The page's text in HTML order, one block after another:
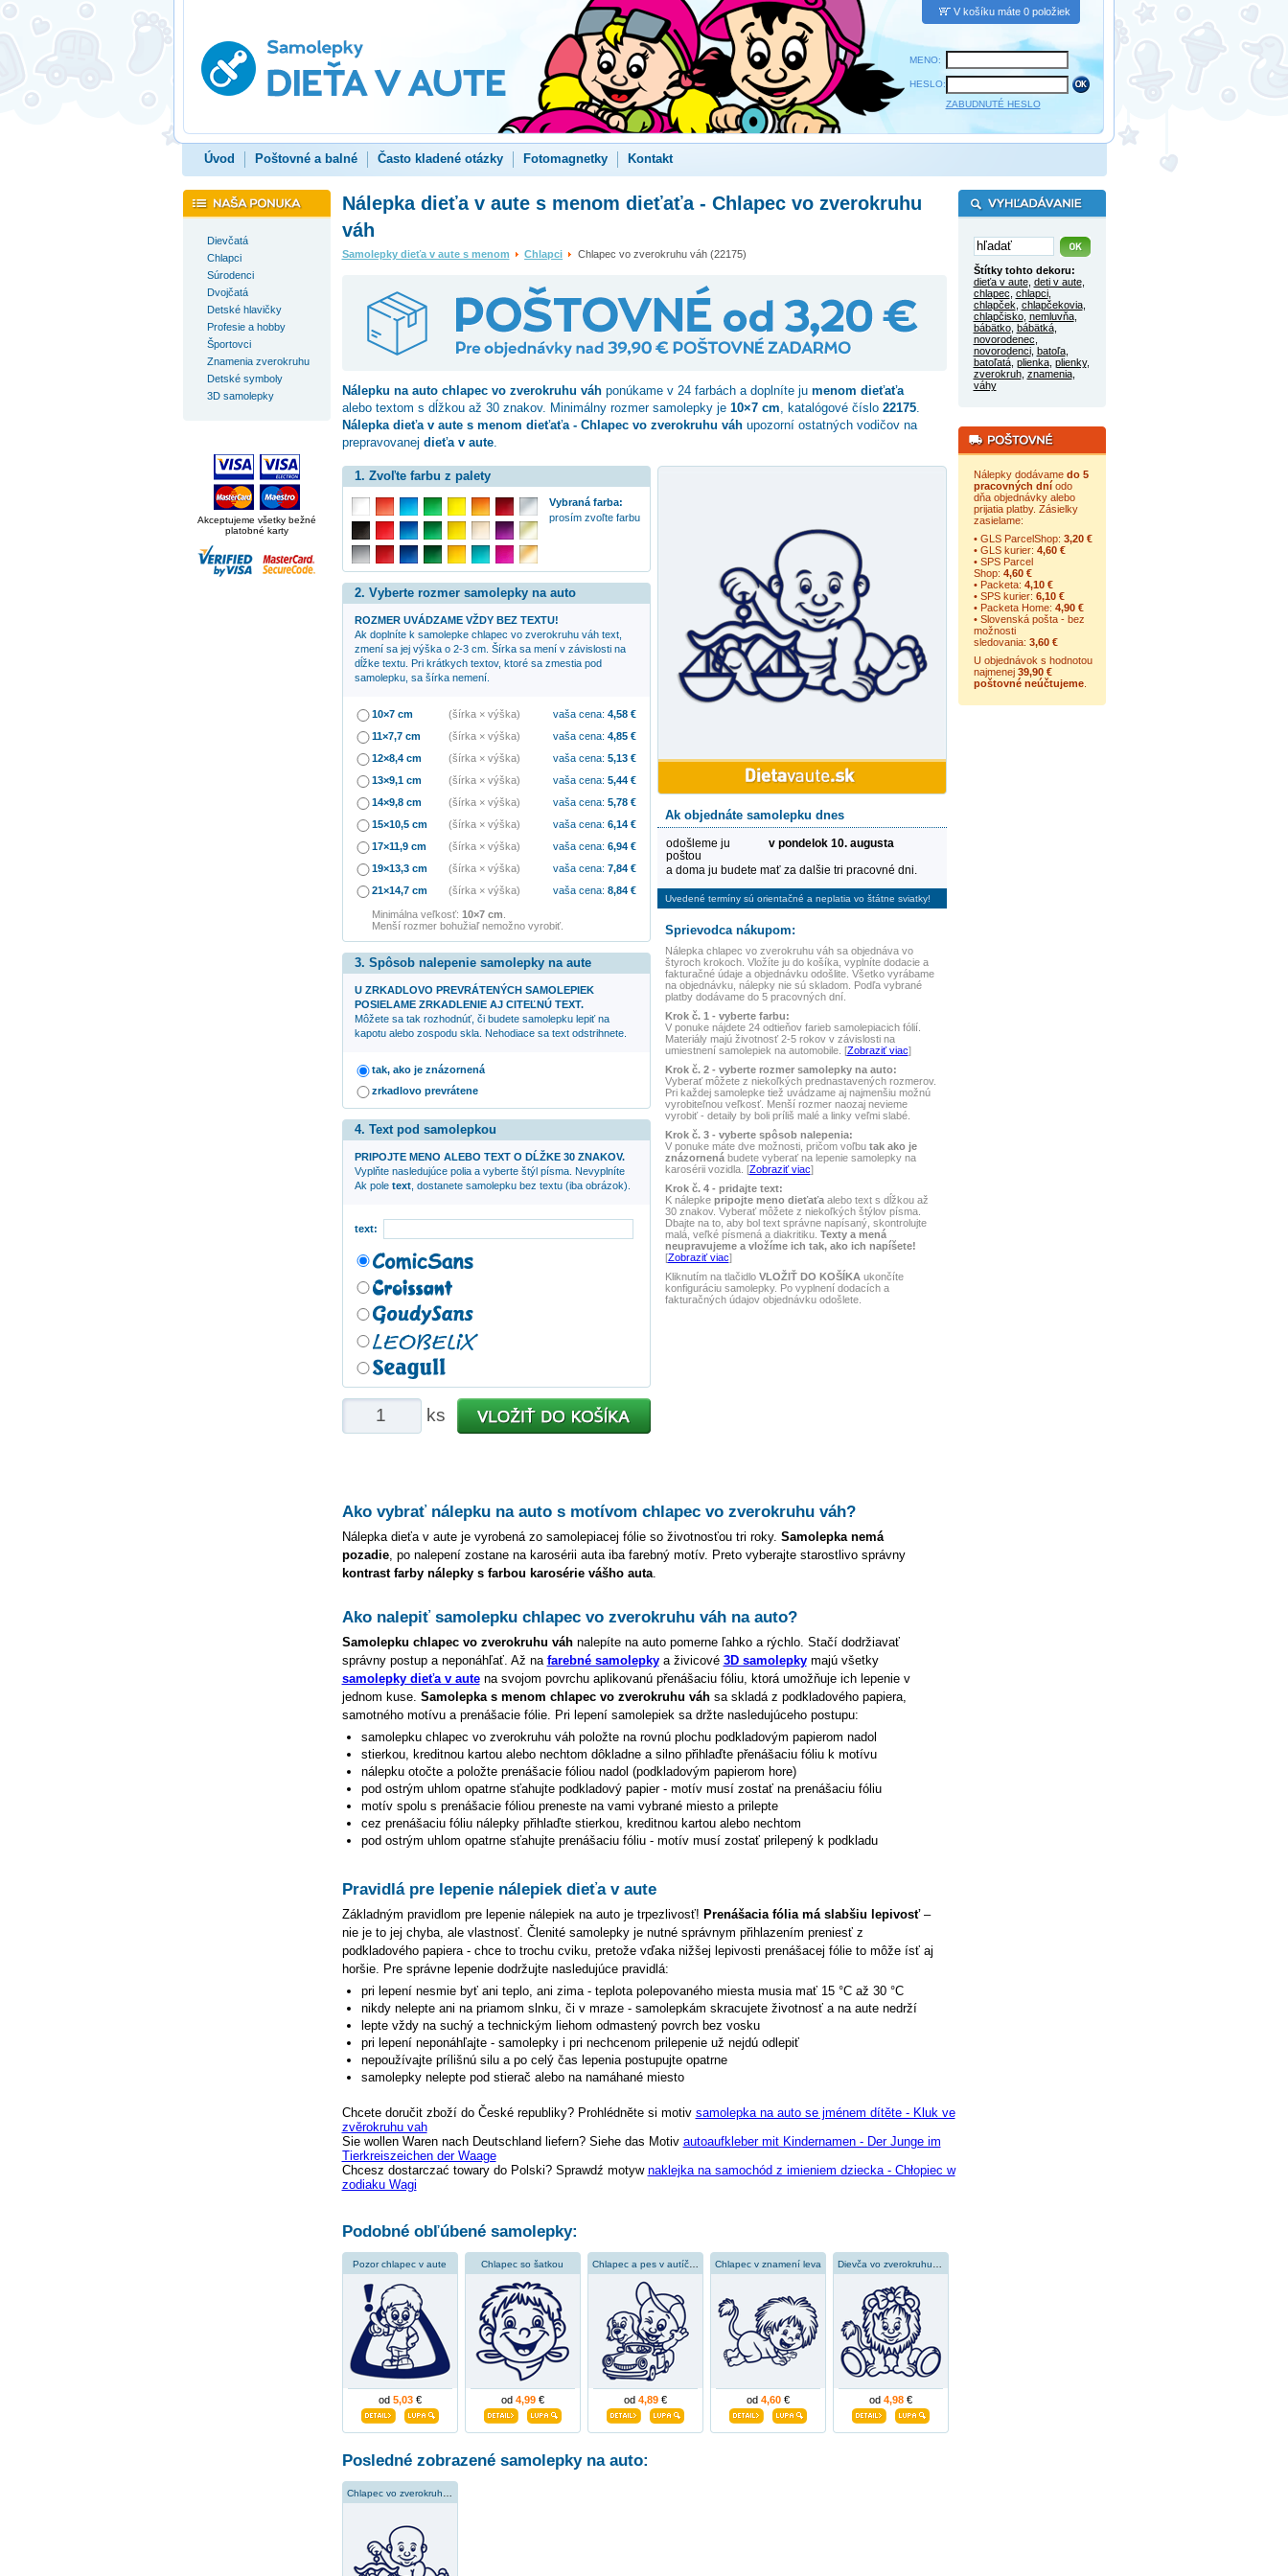
V košíku máte 0 položiek
MENO:
HESLO:
ZABUDNUTÉ HESLO
Úvod Poštovné a balné Často kladené otázky Fotomagnetky Kontakt
Dievčatá
Chlapci
Súrodenci
Dvojčatá
Detské hlavičky
Profesie a hobby
Športovci
Znamenia zverokruhu
Detské symboly
3D samolepky
Akceptujeme všetky bežné
platobné karty
Nálepka dieťa v aute s menom dieťaťa - Chlapec vo zverokruhu
váh
Samolepky dieťa v aute s menom Chlapci Chlapec vo zverokruhu váh (22175)
Nálepku na auto chlapec vo zverokruhu váhponúkame v 24 farbách a doplníte ju menom dieťaťa
alebo textom s dĺžkou až 30 znakov. Minimálny rozmer samolepky je 10×7 cm, katalógové číslo 22175.
Nálepka dieťa v aute s menom dieťaťa - Chlapec vo zverokruhu váhupozorní ostatných vodičov na
prepravovanej dieťa v aute.
Ak objednáte samolepku dnes
odošleme ju
poštou
v pondelok 10. augusta
a doma ju budete mať za dalšie tri pracovné dni.
Uvedené termíny sú orientačné a neplatia vo štátne sviatky!
Sprievodca nákupom:
Nálepka chlapec vo zverokruhu váhsa objednáva vo
štyroch krokoch. Vložíte ju do košíka, vyplníte dodacie a
fakturačné údaje a objednávku odošlite. Všetko vyrábame
na objednávku, nálepky nie sú skladom. Podľa vybrané
platby dodávame do 5 pracovných dní.
Krok č. 1 - vyberte farbu:
V ponuke nájdete 24 odtieňov farieb samolepiacich fólií.
Materiály majú životnosť 2-5 rokov v závislosti na
umiestnení samolepiek na automobile. [Zobraziť viac]
Krok č. 2 - vyberte rozmer samolepky na auto:
Vyberať môžete z niekoľkých prednastavených rozmerov.
Pri každej samolepke tiež uvádzame aj najmenšiu možnú
vyrobiteľnou veľkosť. Menší rozmer naozaj nevieme
vyrobiť - detaily by boli príliš malé a linky veľmi slabé.
Krok č. 3 - vyberte spôsob nalepenia:
V ponuke máte dve možnosti, pričom voľbu tak ako je
znázornená budete vyberať na lepenie samolepky na
karosérii vozidla. [Zobraziť viac]
Krok č. 4 - pridajte text:
K nálepke pripojte meno dieťaťaalebo text s dĺžkou až
30 znakov. Vyberať môžete z niekoľkých štýlov písma.
Dbajte na to, aby bol text správne napísaný, skontrolujte
malá, veľké písmená a diakritiku. Texty a mená
neupravujeme a vložíme ich tak, ako ich napíšete!
[Zobraziť viac]
Kliknutím na tlačidlo VLOŽIŤ DO KOŠÍKA ukončíte
konfiguráciu samolepky. Po vyplnení dodacích a
fakturačných údajov objednávku odošlete.
1. Zvoľte farbu z palety
Vybraná farba:
prosím zvoľte farbu
2. Vyberte rozmer samolepky na auto
ROZMER UVÁDZAME VŽDY BEZ TEXTU!
Ak doplníte k samolepke chlapec vo zverokruhu váhtext,
zmení sa jej výška o 2-3 cm. Šírka sa mení v závislosti na
dĺžke textu. Pri krátkych textov, ktoré sa zmestia pod
samolepku, sa šírka nemení.
10×7 cm (šírka × výška) vaša cena: 4,58€
11×7,7 cm
(šírka × výška) vaša cena: 4,85€
12×8,4 cm
(šírka × výška) vaša cena: 5,13€
13×9,1 cm
(šírka × výška) vaša cena: 5,44€
14×9,8 cm
(šírka × výška) vaša cena: 5,78€
15×10,5 cm
(šírka × výška) vaša cena: 6,14€
17×11,9 cm
(šírka × výška) vaša cena: 6,94€
19×13,3 cm
(šírka × výška) vaša cena: 7,84€
21×14,7 cm
(šírka × výška) vaša cena: 8,84€
Minimálna veľkosť: 10×7 cm.
Menší rozmer bohužiaľ nemožno vyrobiť.
3. Spôsob nalepenie samolepky na aute
U ZRKADLOVO PREVRÁTENÝCH SAMOLEPIEK
POSIELAME ZRKADLENIE AJ CITEĽNÚ TEXT.
Môžete sa tak rozhodnúť, či budete samolepku lepiť na
kapotu alebo zospodu skla. Nehodiace sa text odstrihnete.
tak, ako je znázornená
zrkadlovo prevrátene
4. Text pod samolepkou
PRIPOJTE MENO ALEBO TEXT O DĹŽKE 30 ZNAKOV.
Vyplňte nasledujúce polia a vyberte štýl písma. Nevyplníte
Ak pole text, dostanete samolepku bez textu (iba obrázok).
text:
ks
Ako vybrať nálepku na auto s motívom chlapec vo zverokruhu váh?
Nálepka dieťa v aute je vyrobená zo samolepiacej fólie so životnosťou tri roky. Samolepka nemá
pozadie, po nalepení zostane na karosérii auta iba farebný motív. Preto vyberajte starostlivo správny
kontrast farby nálepky s farbou karosérie vášho auta.
Ako nalepiť samolepku chlapec vo zverokruhu váhna auto?
Samolepku chlapec vo zverokruhu váhnalepíte na auto pomerne ľahko a rýchlo. Stačí dodržiavať
správny postup a neponáhľať. Až na farebné samolepkya živicové 3D samolepkymajú všetky
samolepky dieťa v autena svojom povrchu aplikovanú přenášaciu fóliu, ktorá umožňuje ich lepenie v
jednom kuse. Samolepka s menom chlapec vo zverokruhu váhsa skladá z podkladového papiera,
samotného motívu a prenášacie fólie. Pri lepení samolepiek sa držte nasledujúceho postupu:
samolepku chlapec vo zverokruhu váhpoložte na rovnú plochu podkladovým papierom nadol
stierkou, kreditnou kartou alebo nechtom dôkladne a silno přihlaďte přenášaciu fóliu k motívu
nálepku otočte a položte prenášacie fóliou nadol (podkladovým papierom hore)
pod ostrým uhlom opatrne sťahujte podkladový papier - motív musí zostať na prenášaciu fóliu
motív spolu s prenášacie fóliou preneste na vami vybrané miesto a prilepte
cez prenášaciu fóliu nálepky přihlaďte stierkou, kreditnou kartou alebo nechtom
pod ostrým uhlom opatrne sťahujte prenášaciu fóliu - motív musí zostať prilepený k podkladu
Pravidlá pre lepenie nálepiek dieťa v aute
Základným pravidlom pre lepenie nálepiek na auto je trpezlivosť! Prenášacia fólia má slabšiu lepivosť–
nie je to jej chyba, ale vlastnosť. Členité samolepky je nutné správnym přihlazením preniesť z
podkladového papiera - chce to trochu cviku, pretože vďaka nižšej lepivosti prenášacej fólie to môže ísť aj
horšie. Pre správne lepenie dodržujte nasledujúce pravidlá:
pri lepení nesmie byť ani teplo, ani zima - teplota polepovaného miesta musia mať 15 °C až 30 °C
nikdy nelepte ani na priamom slnku, či v mraze - samolepkám skracujete životnosť a na aute nedrží
lepte vždy na suchý a technickým liehom odmastený povrch bez vosku
pri lepení neponáhľajte - samolepky i pri nechcenom prilepenie už nejdú odlepiť
nepoužívajte prílišnú silu a po celý čas lepenia postupujte opatrne
samolepky nelepte pod stierač alebo na namáhané miesto
Chcete doručit zboží do České republiky? Prohlédněte si motiv samolepka na auto se jménem dítěte - Kluk ve
zvěrokruhu vah
Sie wollen Waren nach Deutschland liefern? Siehe das Motiv autoaufkleber mit Kindernamen - Der Junge im
Tierkreiszeichen der Waage
Chcesz dostarczać towary do Polski? Sprawdź motyw naklejka na samochód z imieniem dziecka - Chłopiec w
zodiaku Wagi
Podobné obľúbené samolepky:
Pozor chlapec v aute
od 5,03€
Chlapec so šatkou
od 4,99€
Chlapec a pes v autíčku
od 4,89€
Chlapec v znamení leva
od 4,60€
Dievča vo zverokruhu leva
od 4,98€
Posledné zobrazené samolepky na auto:
Chlapec vo zverokruhu váh
Štítky tohto dekoru:
dieťa v aute, deti v aute,
chlapec chlapci,
chlapček chlapčekovia,
chlapčisko, nemluvňa,
bábätko, bábätká,
novorodenec
novorodenci, batoľa,
batoľatá, plienka, plienky,
zverokruh, znamenia,
váhy
Nálepky dodávame do 5
pracovných dníodo
dňa objednávky alebo
prijatia platby. Zásielky
zasielame:
• GLS ParcelShop: 3,20 €
• GLS kurier: 4,60 €
• SPS Parcel
Shop: 4,60 €
• Packeta: 4,10 €
• SPS kurier: 6,10 €
• Packeta Home: 4,90 €
• Slovenská pošta - bez
možnosti
sledovania: 3,60 €
U objednávok s hodnotou
najmenej 39,90 €
poštovné neúčtujeme.